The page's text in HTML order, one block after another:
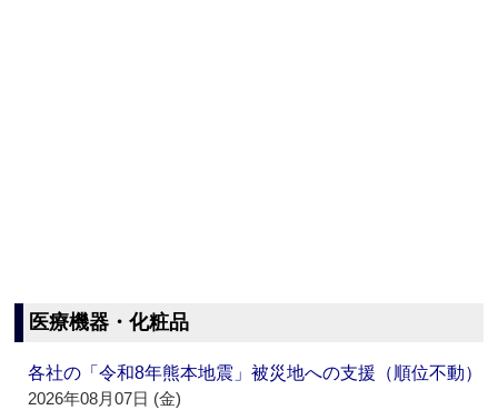
医療機器・化粧品
各社の「令和8年熊本地震」被災地への支援（順位不動）
2026年08月07日 (金)